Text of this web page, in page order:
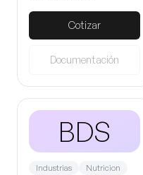
Cotizar
Documentación
BDS
Industrias Nutricion